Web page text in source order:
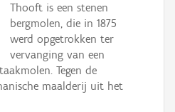
Thooft is een stenen
bergmolen, die in 1875
werd opgetrokken ter
vervanging van een
Tegen de
maalderij uit het